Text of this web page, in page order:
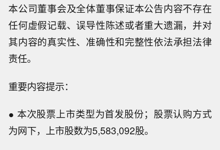
本公司董事会及全体董事保证本公告内容不存在
任何虚假记载、误导性陈述或者重大遗漏，并对
其内容的真实性、准确性和完整性依法承担法律
责任。
重要内容提示：
● 本次股票上市类型为首发股份；股票认购方式
为网下，上市股数为5,583,092股。